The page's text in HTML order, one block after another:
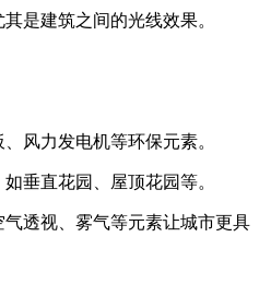
是建筑之间的光线效果。
风力发电机等环保元素。
垂直花园、屋顶花园等。
透视、雾气等元素让城市更具